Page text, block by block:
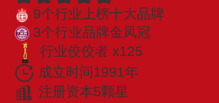
9个行业上榜十大品牌
3个行业品牌金凤冠
行业佼佼者 x125
成立时间1991年
注册资本5颗星